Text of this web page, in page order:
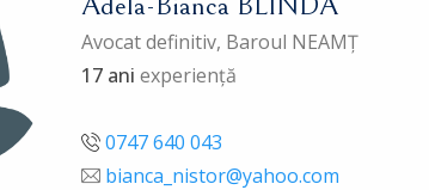
Avocat definitiv, Baroul NEAMȚ
17 ani experiență
0747 640 043
bianca_nistor@yahoo.com